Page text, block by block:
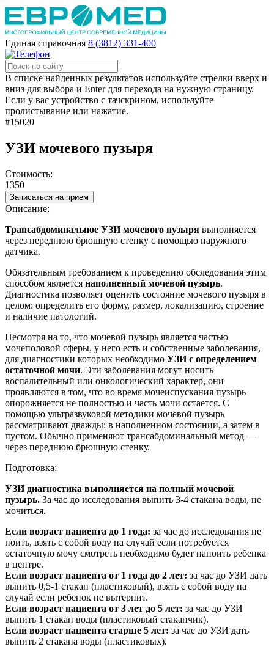
Единая справочная 8 (3812) 331-400
В списке найденных результатов используйте стрелки вверх и
вниз для выбора и Enter для перехода на нужную страницу.
Если у вас устройство с тачскрином, используйте
пролистывание или нажатие.
#15020
УЗИ мочевого пузыря
Стоимость:
1350
Записаться на прием
Описание:
Трансабдоминальное УЗИ мочевого пузыря выполняется
через переднюю брюшную стенку с помощью наружного
датчика.
Обязательным требованием к проведению обследования этим
способом является наполненный мочевой пузырь.
Диагностика позволяет оценить состояние мочевого пузыря в
целом: определить его форму, размер, локализацию, строение
и наличие патологий.
Несмотря на то, что мочевой пузырь является частью
мочеполовой сферы, у него есть и собственные заболевания,
для диагностики которых необходимо УЗИ с определением
остаточной мочи. Эти заболевания могут носить
воспалительный или онкологический характер, они
проявляются в том, что во время мочеиспускания пузырь
опорожняется не полностью и часть мочи остается. С
помощью ультразвуковой методики мочевой пузырь
рассматривают дважды: в наполненном состоянии, а затем в
пустом. Обычно применяют трансабдоминальный метод ―
через переднюю брюшную стенку.
Подготовка:
УЗИ диагностика выполняется на полный мочевой
пузырь. За час до исследования выпить 3-4 стакана воды, не
мочиться.
Если возраст пациента до 1 года: за час до исследования не
поить, взять с собой воду на случай если потребуется
остаточную мочу смотреть необходимо будет напоить ребенка
в центре.
Если возраст пациента от 1 года до 2 лет: за час до УЗИ дать
выпить 0,5-1 стакан (пластиковый), взять с собой воду на
случай если ребенок не вытерпит.
Если возраст пациента от 3 лет до 5 лет: за час до УЗИ
выпить 1 стакан воды (пластиковый стаканчик).
Если возраст пациента старше 5 лет: за час до УЗИ дать
выпить 2 стакана воды (пластиковых).